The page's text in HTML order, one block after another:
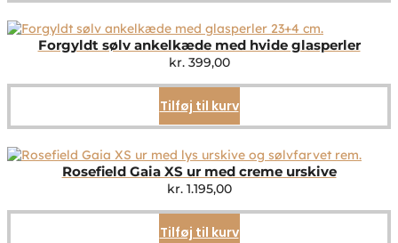
Forgyldt sølv ankelkæde med hvide glasperler
kr.399,00
Tilføj til kurv
Rosefield Gaia XS ur med creme urskive
kr.1.195,00
Tilføj til kurv